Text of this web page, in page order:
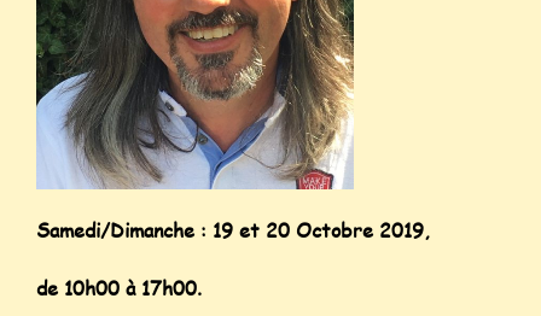
Samedi/Dimanche : 19 et 20 Octobre 2019,
de 10h00 à 17h00.